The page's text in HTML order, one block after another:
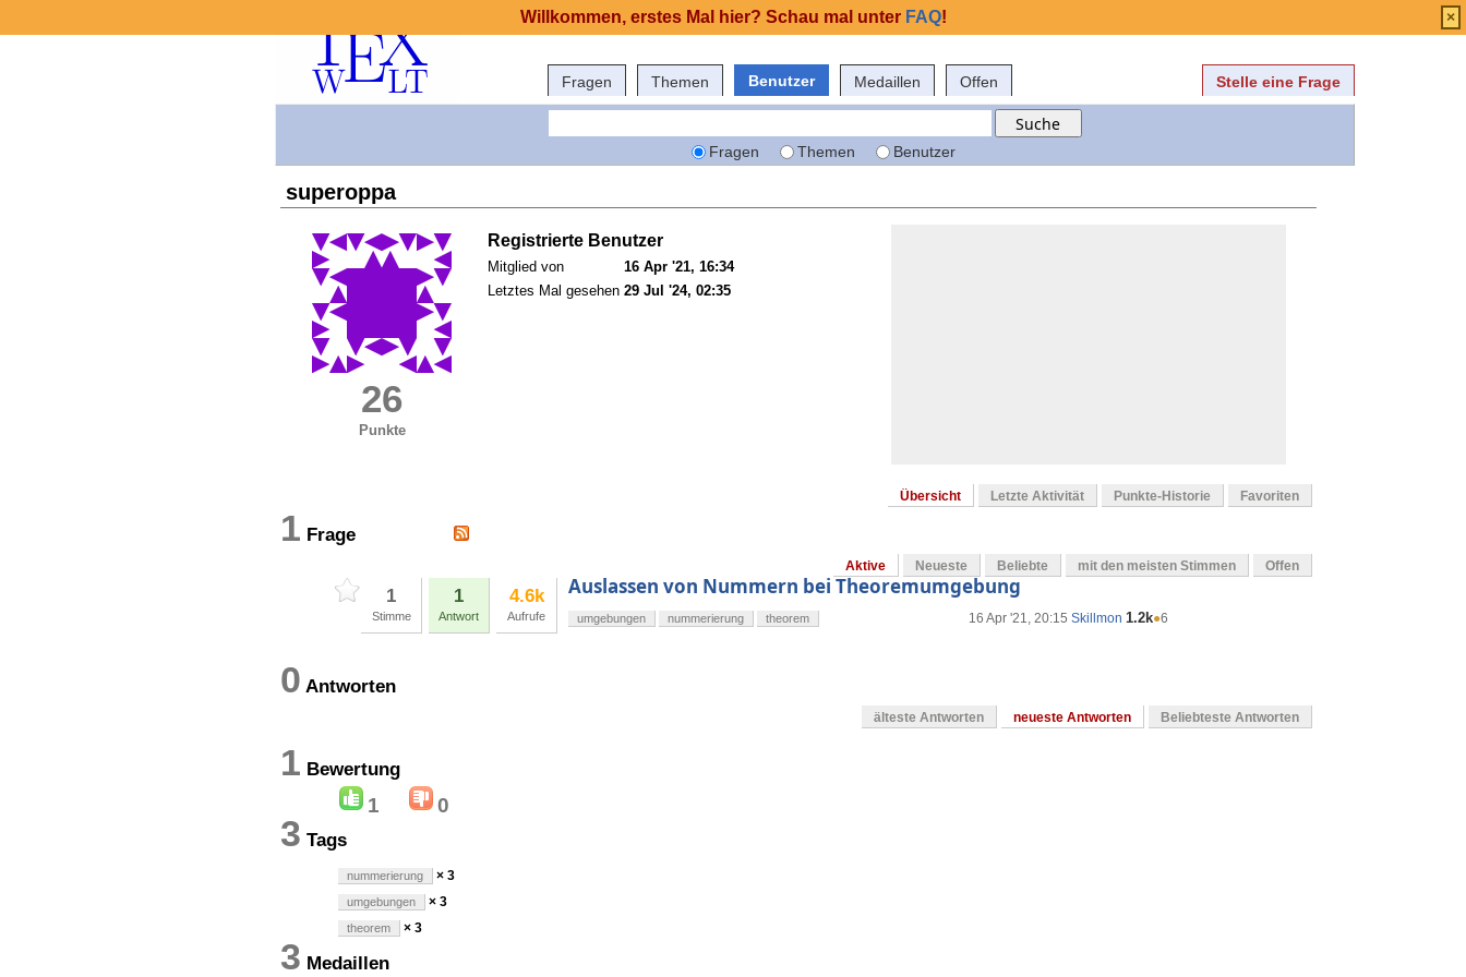
Fragen Themen Benutzer Medaillen Offen Stelle eine Frage
Fragen Themen Benutzer
superoppa
26
Punkte
Registrierte Benutzer
Mitglied von
16 Apr '21, 16:34
Letztes Mal gesehen 29 Jul '24, 02:35
Übersicht Letzte Aktivität Punkte-Historie Favoriten
1 Frage
Aktive Neueste Beliebte mit den meisten Stimmen Offen
1
Stimme
1
Antwort
4.6k
Aufrufe
Auslassen von Nummern bei Theoremumgebung
16 Apr '21, 20:15 Skillmon 1.2k●6
umgebungen nummerierung theorem
0 Antworten
älteste Antworten neueste Antworten Beliebteste Antworten
1 Bewertung
1 0
3 Tags
nummerierung × 3
umgebungen × 3
theorem × 3
3 Medaillen
Willkommen, erstes Mal hier? Schau mal unter FAQ! ×